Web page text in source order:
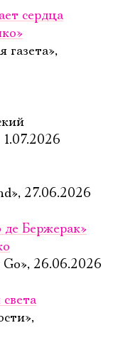
сердца
газета»,
27.06.2026
Бержерак»
Go», 26.06.2026